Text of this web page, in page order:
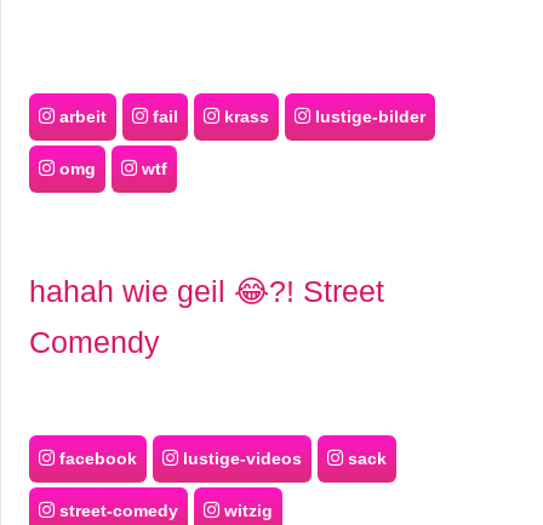
arbeit fail krass lustige-bilder
omg wtf
hahah wie geil 😂?! Street
Comendy
facebook lustige-videos sack
street-comedy witzig